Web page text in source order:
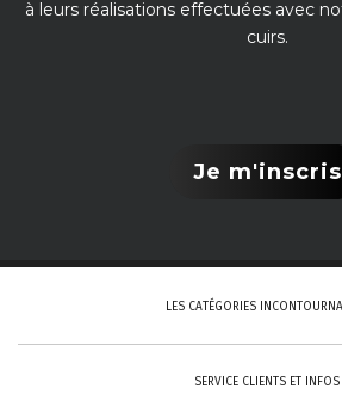
à leurs réalisations effectuées avec
cuirs.
Je m'inscris
LES CATÉGORIES
SERVICE CLIENTS ET INFOS